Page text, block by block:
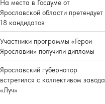
На места в Госдуме от
Ярославской области претендует
18 кандидатов
Участники программы «Герои
Ярославии» получили дипломы
Ярославский губернатор
встретился с коллективом завода
«Луч»